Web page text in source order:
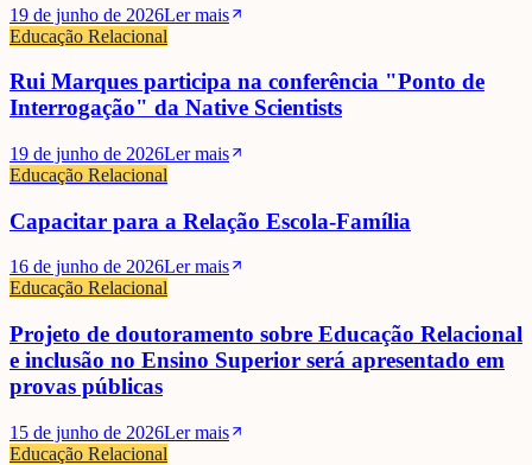
Luísa Lima
19 de junho de 2026Ler mais
Educação Relacional
Rui Marques participa na conferência "Ponto de
Interrogação" da Native Scientists
19 de junho de 2026Ler mais
Educação Relacional
Capacitar para a Relação Escola-Família
16 de junho de 2026Ler mais
Educação Relacional
Projeto de doutoramento sobre Educação Relacional
e inclusão no Ensino Superior será apresentado em
provas públicas
15 de junho de 2026Ler mais
Educação Relacional